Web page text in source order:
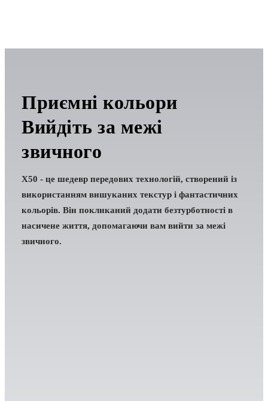
Приємні кольори
Вийдіть за межі
звичного
X50 - це шедевр передових технологій, створений із
використанням вишуканих текстур і фантастичних
кольорів. Він покликаний додати безтурботності в
насичене життя, допомагаючи вам вийти за межі
звичного.